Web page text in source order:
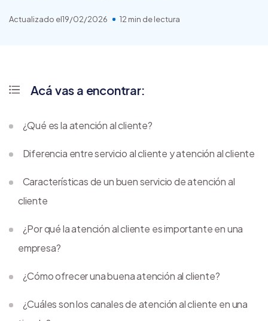
Actualizado el19/02/2026 12 min de lectura
Acá vas a encontrar:
¿Qué es la atención al cliente?
Diferencia entre servicio al cliente y atención al cliente
Características de un buen servicio de atención al
cliente
¿Por qué la atención al cliente es importante en una
empresa?
¿Cómo ofrecer una buena atención al cliente?
¿Cuáles son los canales de atención al cliente en una